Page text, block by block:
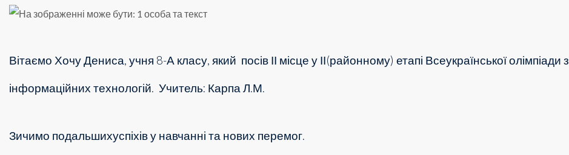
Вітаємо Хочу Дениса, учня 8-А класу, який посів ІІ місце у ІІ(районному) етапі Всеукраїнської олімпіади з
інформаційних технологій. Учитель: Карпа Л.М.
Зичимо подальшихуспіхів у навчанні та нових перемог.